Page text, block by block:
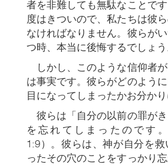
者を非難しても無駄なことで
度はきついので、私たちは彼
なければなりません。彼らが
つ時、本当に後悔するでしょう
しかし、このような信仰者
は事実です。彼らがどのよう
目になってしまったかお分かり
彼らは「自分の以前の罪が
を忘れてしまったのです
1:9）。彼らは、神が自分を救
ったその穴のことをすっかり